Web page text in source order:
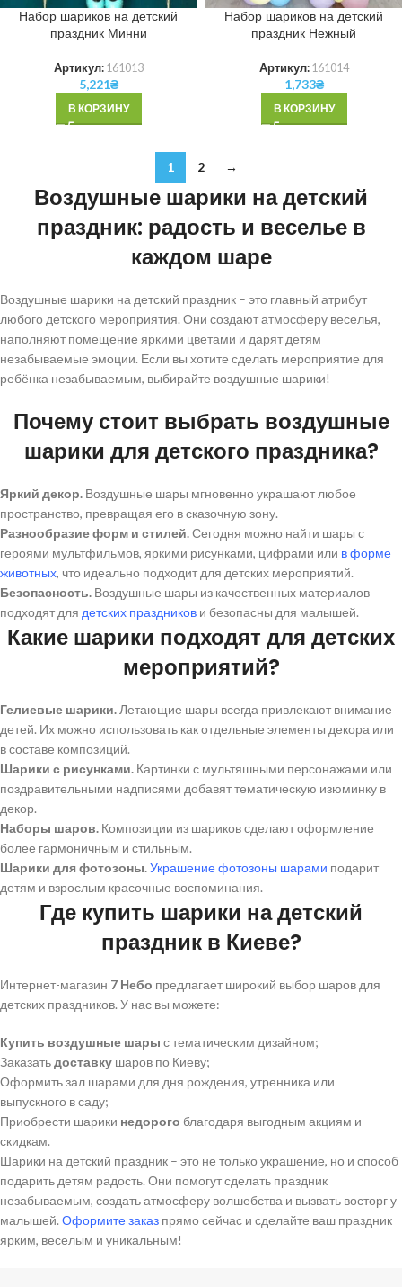
Набор шариков на детский
праздник Минни
Артикул: 161013
5,221₴
В КОРЗИНУ
Набор шариков на детский
праздник Нежный
Артикул: 161014
1,733₴
В КОРЗИНУ
1 2 →
Воздушные шарики на детский
праздник: радость и веселье в
каждом шаре
Воздушные шарики на детский праздник – это главный атрибут
любого детского мероприятия. Они создают атмосферу веселья,
наполняют помещение яркими цветами и дарят детям
незабываемые эмоции. Если вы хотите сделать мероприятие для
ребёнка незабываемым, выбирайте воздушные шарики!
Почему стоит выбрать воздушные
шарики для детского праздника?
Яркий декор. Воздушные шары мгновенно украшают любое
пространство, превращая его в сказочную зону.
Разнообразие форм и стилей.Сегодня можно найти шары с
героями мультфильмов, яркими рисунками, цифрами или в форме
животных, что идеально подходит для детских мероприятий.
Безопасность. Воздушные шары из качественных материалов
подходят для детских праздников и безопасны для малышей.
Какие шарики подходят для детских
мероприятий?
Гелиевые шарики. Летающие шары всегда привлекают внимание
детей. Их можно использовать как отдельные элементы декора или
в составе композиций.
Шарики с рисунками. Картинки с мультяшными персонажами или
поздравительными надписями добавят тематическую изюминку в
декор.
Наборы шаров. Композиции из шариков сделают оформление
более гармоничным и стильным.
Шарики для фотозоны.Украшение фотозоны шарами подарит
детям и взрослым красочные воспоминания.
Где купить шарики на детский
праздник в Киеве?
Интернет-магазин 7 Небо предлагает широкий выбор шаров для
детских праздников. У нас вы можете:
Купить воздушные шары с тематическим дизайном;
Заказатьдоставку шаров по Киеву;
Оформить зал шарами для дня рождения, утренника или
выпускного в саду;
Приобрести шарики недорого благодаря выгодным акциям и
скидкам.
Шарики на детский праздник – это не только украшение, но и способ
подарить детям радость. Они помогут сделать праздник
незабываемым, создать атмосферу волшебства и вызвать восторг у
малышей. Оформите заказ прямо сейчас и сделайте ваш праздник
ярким, веселым и уникальным!